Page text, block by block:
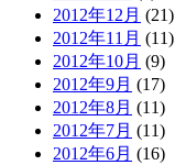
2012年12月 (21)
2012年11月 (11)
2012年10月 (9)
2012年9月 (17)
2012年8月 (11)
2012年7月 (11)
2012年6月 (16)